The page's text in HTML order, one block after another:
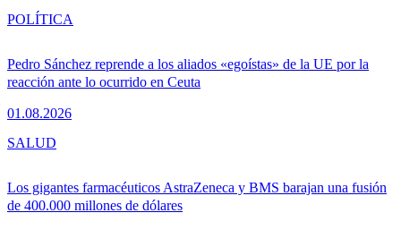
Pedro Sánchez reprende a los aliados «egoístas» de la UE por la
reacción ante lo ocurrido en Ceuta
01.08.2026
POLÍTICA
Los gigantes farmacéuticos AstraZeneca y BMS barajan una fusión
de 400.000 millones de dólares
SALUD